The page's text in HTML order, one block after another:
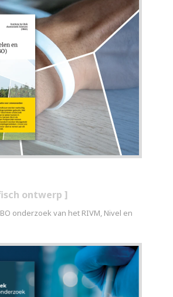
ontwerp ]
onderzoek van het RIVM, Nivel en